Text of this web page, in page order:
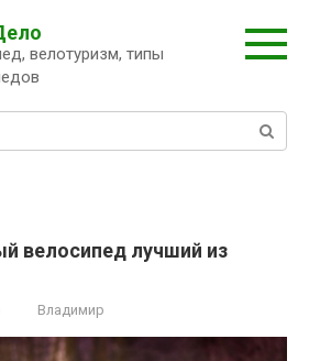
велотуризм, типы
велосипед лучший из
Владимир